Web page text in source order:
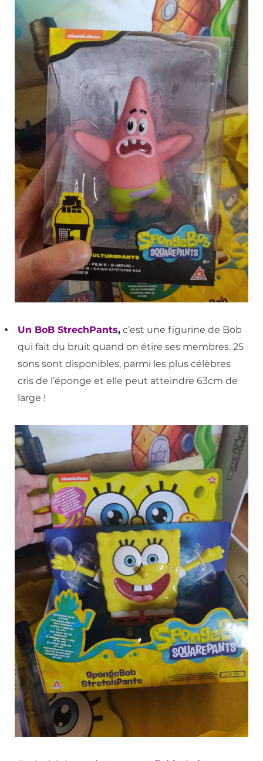
Un BoB StrechPants, c’est une figurine de Bob
qui fait du bruit quand on étire ses membres. 25
sons sont disponibles, parmi les plus célèbres
cris de l’éponge et elle peut atteindre 63cm de
large !